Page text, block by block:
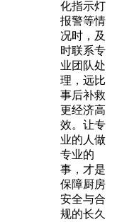
化指示灯
报警等情
况时，及
时联系专
业团队处
理，远比
事后补救
更经济高
效。让专
业的人做
专业的
事，才是
保障厨房
安全与合
规的长久